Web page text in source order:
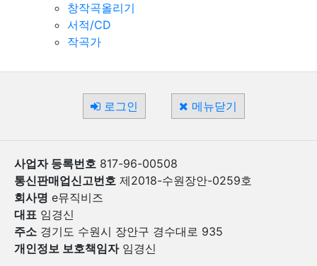
창작곡올리기
서적/CD
작곡가
로그인 메뉴닫기
사업자 등록번호 817-96-00508
통신판매업신고번호 제2018-수원장안-0259호
회사명 e뮤직비즈
대표 임경신
주소 경기도 수원시 장안구 경수대로 935
개인정보 보호책임자임경신